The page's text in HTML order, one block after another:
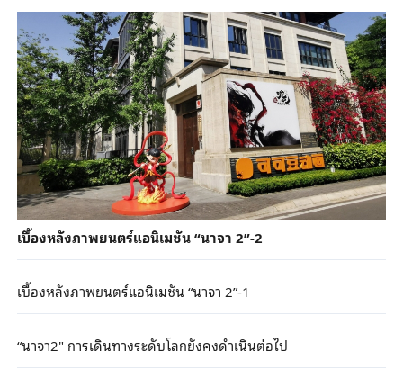
เบื้องหลังภาพยนตร์แอนิเมชัน “นาจา 2”-2
เบื้องหลังภาพยนตร์แอนิเมชัน “นาจา 2”-1
“นาจา2" การเดินทางระดับโลกยังคงดำเนินต่อไป